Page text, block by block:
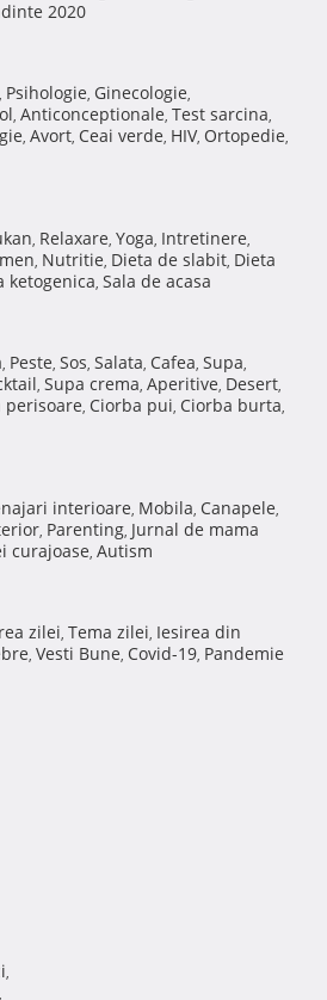
2020
, Psihologie, Ginecologie,
, Anticonceptionale, Test sarcina,
, Avort, Ceai verde, HIV, Ortopedie,
, Relaxare, Yoga, Intretinere,
, Nutritie, Dieta de slabit, Dieta
ketogenica, Sala de acasa
, Peste, Sos, Salata, Cafea, Supa,
, Supa crema, Aperitive, Desert,
perisoare, Ciorba pui, Ciorba burta,
interioare, Mobila, Canapele,
, Parenting, Jurnal de mama
curajoase, Autism
zilei, Tema zilei, Iesirea din
, Vesti Bune, Covid-19, Pandemie
,
,